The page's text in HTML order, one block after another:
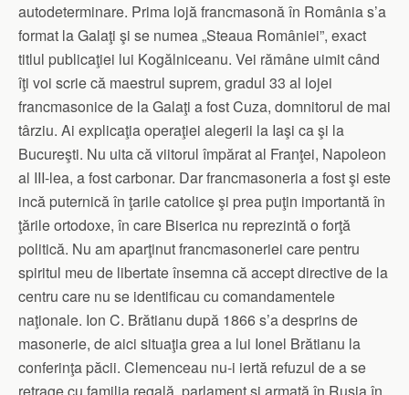
autodeterminare. Prima lojă francmasonă în România s’a
format la Galaţi şi se numea „Steaua României”, exact
titlul publicaţiei lui Kogălniceanu. Vei rămâne uimit când
îţi voi scrie că maestrul suprem, gradul 33 al lojei
francmasonice de la Galaţi a fost Cuza, domnitorul de mai
târziu. Ai explicaţia operaţiei alegerii la Iaşi ca şi la
Bucureşti. Nu uita că viitorul împărat al Franţei, Napoleon
al III-lea, a fost carbonar. Dar francmasoneria a fost şi este
incă puternică în ţarile catolice şi prea puţin importantă în
ţările ortodoxe, în care Biserica nu reprezintă o forţă
politică. Nu am aparţinut francmasoneriei care pentru
spiritul meu de libertate însemna că accept directive de la
centru care nu se identificau cu comandamentele
naţionale. Ion C. Brătianu după 1866 s’a desprins de
masonerie, de aici situaţia grea a lui Ionel Brătianu la
conferinţa păcii. Clemenceau nu-i iertă refuzul de a se